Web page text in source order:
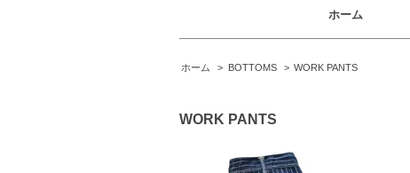
ホーム
ホーム > BOTTOMS > WORK PANTS
WORK PANTS